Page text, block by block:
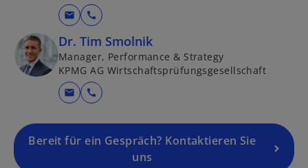
mail call
Dr. Tim Smolnik
Manager, Performance & Strategy
KPMG AG Wirtschaftsprüfungsgesellschaft
mail call
Bereit für ein Gespräch? Kontaktieren Sie
uns